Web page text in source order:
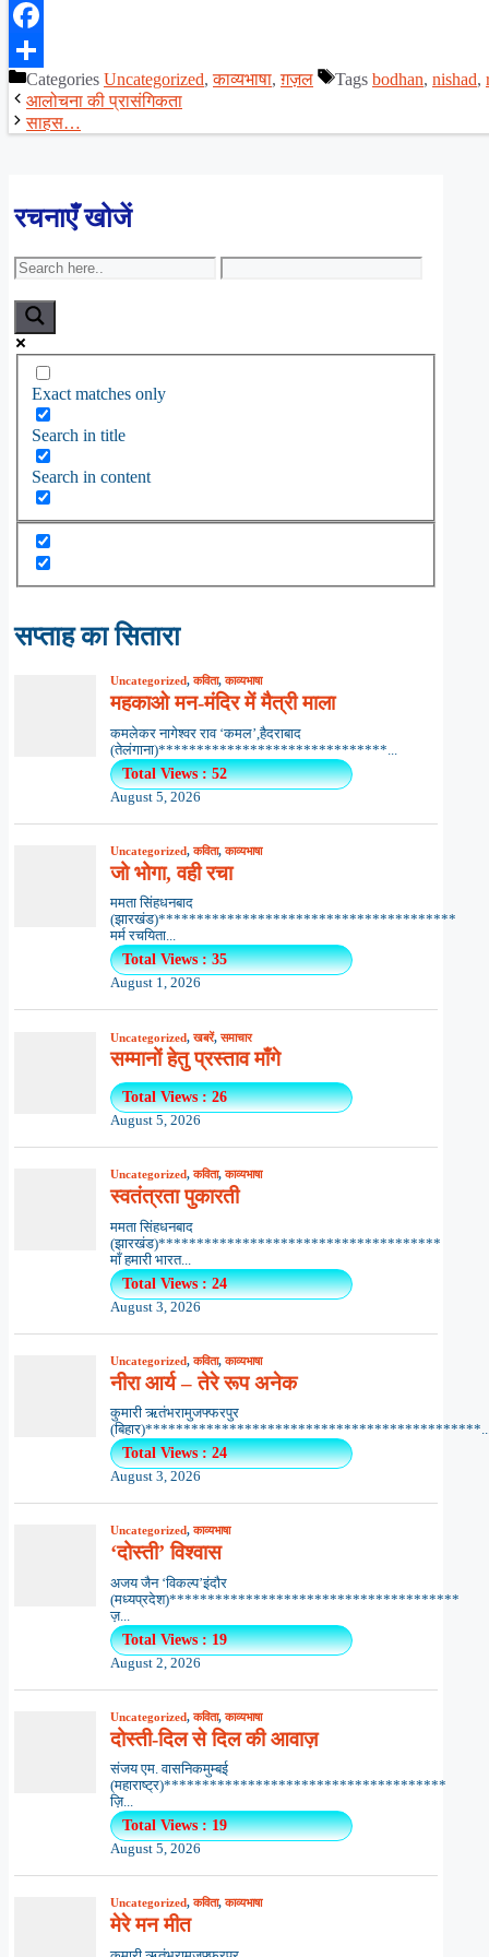
X
Facebook
ShareCategories Uncategorized,काव्यभाषा,ग़ज़ल Tags bodhan, nishad,
आलोचना की प्रासंगिकता
साहस…
रचनाएँ खोजें
Exact matches only
Search in title
Search in content
सप्ताह का सितारा
Uncategorized,कविता,काव्यभाषा
महकाओ मन-मंदिर में मैत्री माला
कमलेकर नागेश्वर राव ‘कमल’,हैदराबाद
(तेलंगाना)******************************...
Total Views : 52
August 5, 2026
Uncategorized,कविता,काव्यभाषा
जो भोगा, वही रचा
ममता सिंहधनबाद
(झारखंड)***************************************
मर्म रचयिता...
Total Views : 35
August 1, 2026
Uncategorized,खबरें,समाचार
सम्मानों हेतु प्रस्ताव माँगे
Total Views : 26
August 5, 2026
Uncategorized,कविता,काव्यभाषा
स्वतंत्रता पुकारती
ममता सिंहधनबाद
(झारखंड)*************************************
माँ हमारी भारत...
Total Views : 24
August 3, 2026
Uncategorized,कविता,काव्यभाषा
नीरा आर्य – तेरे रूप अनेक
कुमारी ऋतंभरामुजफ्फरपुर
Total Views : 24
August 3, 2026
Uncategorized,काव्यभाषा
‘दोस्ती’ विश्वास
अजय जैन ‘विकल्प’इंदौर
(मध्यप्रदेश)**************************************
ज़...
Total Views : 19
August 2, 2026
Uncategorized,कविता,काव्यभाषा
दोस्ती-दिल से दिल की आवाज़
संजय एम. वासनिकमुम्बई
(महाराष्ट्र)*************************************
ज़ि...
Total Views : 19
August 5, 2026
Uncategorized,कविता,काव्यभाषा
मेरे मन मीत